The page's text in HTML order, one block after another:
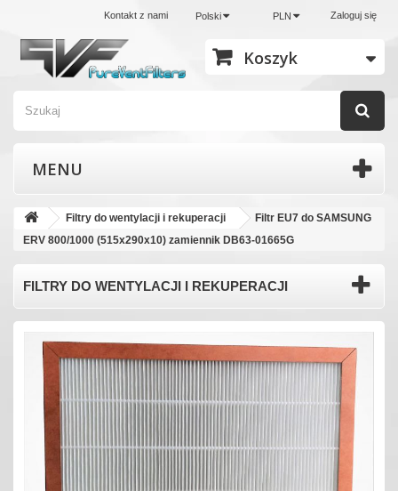
Zaloguj się
PLN
Polski
Kontakt z nami
Koszyk
MENU
Filtry do wentylacji i rekuperacji
Filtr EU7 do SAMSUNG
ERV 800/1000 (515x290x10) zamiennik DB63-01665G
FILTRY DO WENTYLACJI I REKUPERACJI